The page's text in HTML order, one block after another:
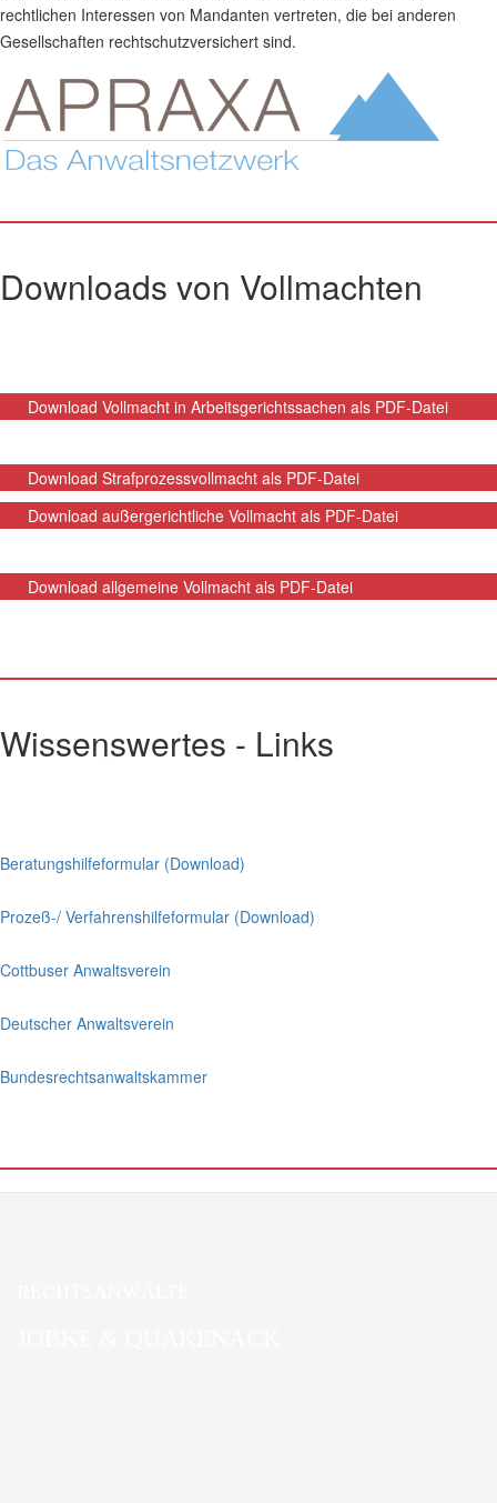
rechtlichen Interessen von Mandanten vertreten, die bei anderen
Gesellschaften rechtschutzversichert sind.
Downloads von Vollmachten
Download Vollmacht in Arbeitsgerichtssachen als PDF-Datei
Download Strafprozessvollmacht als PDF-Datei
Download außergerichtliche Vollmacht als PDF-Datei
Download allgemeine Vollmacht als PDF-Datei
Wissenswertes - Links
Beratungshilfeformular (Download)
Prozeß-/ Verfahrenshilfeformular (Download)
Cottbuser Anwaltsverein
Deutscher Anwaltsverein
Bundesrechtsanwaltskammer